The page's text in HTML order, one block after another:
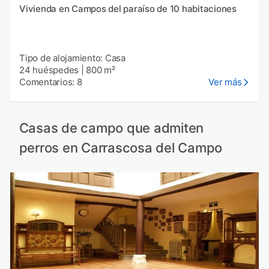
Vivienda en Campos del paraíso de 10 habitaciones
Tipo de alojamiento: Casa
24 huéspedes
800 m²
Comentarios: 8
Ver más
Casas de campo que admiten
perros en Carrascosa del Campo